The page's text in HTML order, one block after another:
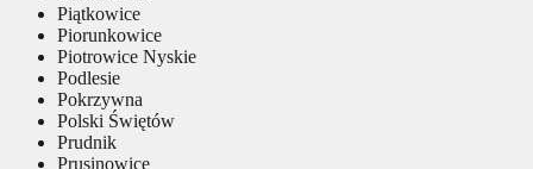
Piątkowice
Piorunkowice
Piotrowice Nyskie
Podlesie
Pokrzywna
Polski Świętów
Prudnik
Prusinowice